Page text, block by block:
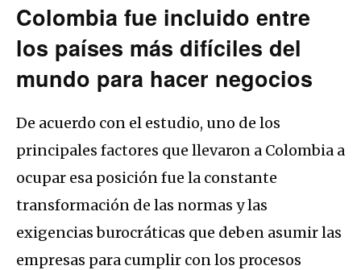
Colombia fue incluido entre
los países más difíciles del
mundo para hacer negocios
De acuerdo con el estudio, uno de los
principales factores que llevaron a Colombia a
ocupar esa posición fue la constante
transformación de las normas y las
exigencias burocráticas que deben asumir las
empresas para cumplir con los procesos